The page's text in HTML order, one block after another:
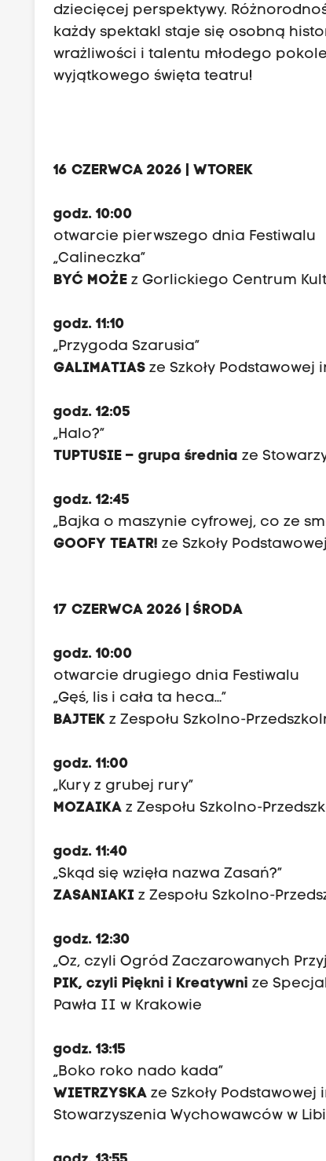
dziecięcej perspektywy.
każdy spektakl staje się osobną
wrażliwości i talentu młodego
wyjątkowego święta teatru!
16 CZERWCA 2026 | WTOREK
godz. 10:00
otwarcie pierwszego dnia Festiwalu
„Calineczka”
BYĆ MOŻE z Gorlickiego Centrum
godz. 11:10
„Przygoda Szarusia”
GALIMATIAS ze Szkoły Podstawowej
godz. 12:05
„Halo?”
TUPTUSIE – grupa średniaze
godz. 12:45
„Bajka o maszynie cyfrowej, co ze
GOOFY TEATR! ze Szkoły
17 CZERWCA 2026 | ŚRODA
godz. 10:00
otwarcie drugiego dnia Festiwalu
„Gęś, lis i cała ta heca…”
BAJTEK z Zespołu Szkolno-
godz. 11:00
„Kury z grubej rury”
MOZAIKA z Zespołu Szkolno-
godz. 11:40
„Skąd się wzięła nazwa Zasań?”
ZASANIAKI z Zespołu Szkolno-
godz. 12:30
„Oz, czyli Ogród Zaczarowanych
PIK, czyli Piękni i Kreatywnize
Pawła II w Krakowie
godz. 13:15
„Boko roko nado kada”
WIETRZYSKA ze Szkoły
Stowarzyszenia Wychowawców w